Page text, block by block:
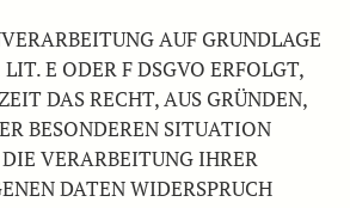
AUF GRUNDLAGE
E ODER F DSGVO ERFOLGT,
DAS RECHT, AUS GRÜNDEN,
BESONDEREN SITUATION
DIE VERARBEITUNG IHRER
DATEN WIDERSPRUCH